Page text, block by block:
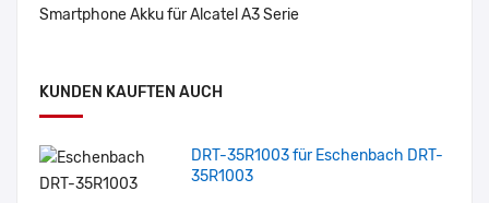
Smartphone Akku für Alcatel A3 Serie
KUNDEN KAUFTEN AUCH
DRT-35R1003 für Eschenbach DRT-
35R1003